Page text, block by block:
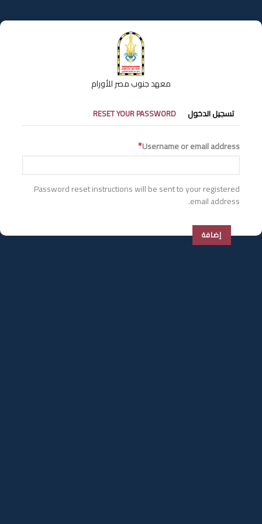
إلى
المحتوى
معهد جنوب مصر للأورام
التبويبات
الأساسية
تسجيل الدخول RESET YOUR PASSWORD
Username or email address
Password reset instructions will be sent to your registered
email address.